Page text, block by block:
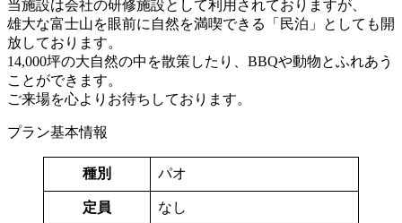
当施設は会社の研修施設として利用されておりますが、
雄大な富士山を眼前に自然を満喫できる「民泊」としても開
放しております。
14,000坪の大自然の中を散策したり、BBQや動物とふれあう
ことができます。
ご来場を心よりお待ちしております。
プラン基本情報
種別 パオ
定員 なし